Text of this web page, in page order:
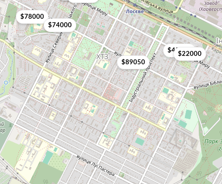
$45000
$22000
$89050
$78000
$74000